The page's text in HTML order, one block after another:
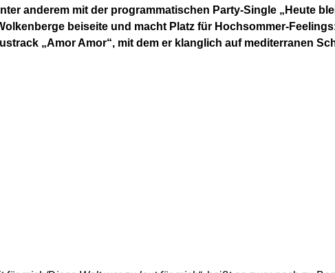
anderem mit der programmatischen Party-Single „Heute
beiseite und macht Platz für Hochsommer-
„Amor Amor“, mit dem er klanglich auf mediterranen